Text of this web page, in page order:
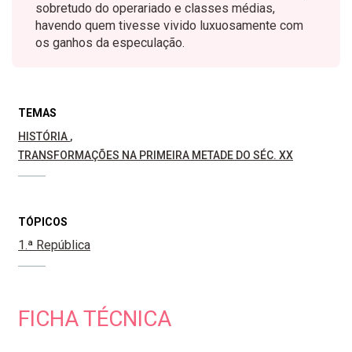
sobretudo do operariado e classes médias,
havendo quem tivesse vivido luxuosamente com
os ganhos da especulação.
TEMAS
HISTÓRIA
TRANSFORMAÇÕES NA PRIMEIRA METADE DO SÉC. XX
TÓPICOS
1.ª República
FICHA TÉCNICA